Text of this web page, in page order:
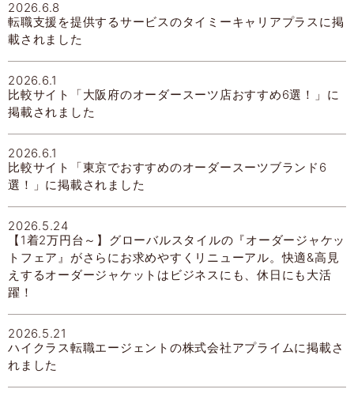
2026.6.8
転職支援を提供するサービスのタイミーキャリアプラスに掲
載されました
2026.6.1
比較サイト「大阪府のオーダースーツ店おすすめ6選！」に
掲載されました
2026.6.1
比較サイト「東京でおすすめのオーダースーツブランド6
選！」に掲載されました
2026.5.24
【1着2万円台～】グローバルスタイルの『オーダージャケッ
トフェア』がさらにお求めやすくリニューアル。快適&高見
えするオーダージャケットはビジネスにも、休日にも大活
躍！
2026.5.21
ハイクラス転職エージェントの株式会社アプライムに掲載さ
れました